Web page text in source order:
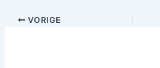
VORIGE